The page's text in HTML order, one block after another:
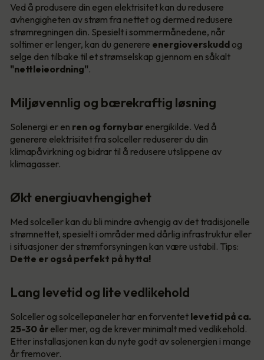
Ved å produsere din egen elektrisitet kan du redusere
avhengigheten av strøm fra nettet og dermed redusere
strømregningen din. Spesielt i sommermånedene, når
soltimer er lenger, kan du generere energioverskudd og
selge den tilbake til et strømselskap gjennom en såkalt
"nettleieordning".
Miljøvennlig og bærekraftig løsning
Solenergi er en ren og fornybar energikilde. Ved å
generere elektrisitet fra solceller reduserer du din
klimapåvirkning og bidrar til å redusere utslippene av
klimagasser.
Økt energiuavhengighet
Med solceller kan du bli mindre avhengig av det tradisjonelle
strømnettet, spesielt i områder med dårlig infrastruktur eller
i situasjoner der strømforsyningen kan være ustabil. Tips:
Dette er også perfekt på hytta!
Lang levetid og lite vedlikehold
Solceller og solcellepaneler har en forventet levetid på ca.
25-30 år eller mer, og de krever minimalt med vedlikehold.
Etter installasjonen kan du nyte godt av solenergien i mange
år fremover.